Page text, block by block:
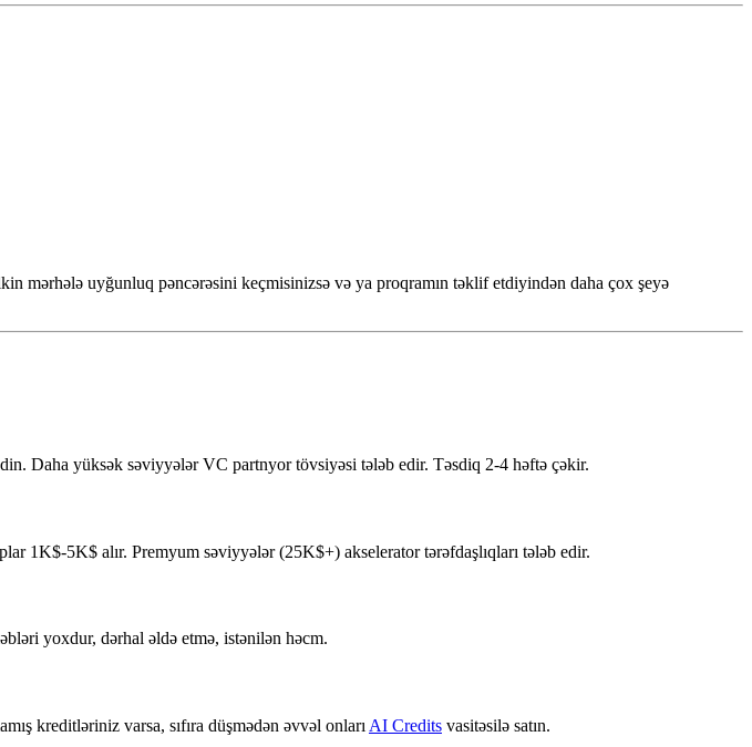
mərhələ uyğunluq pəncərəsini keçmisinizsə və ya proqramın təklif etdiyindən daha çox şeyə
Daha yüksək səviyyələr VC partnyor tövsiyəsi tələb edir. Təsdiq 2-4 həftə çəkir.
1K$-5K$ alır. Premyum səviyyələr (25K$+) akselerator tərəfdaşlıqları tələb edir.
yoxdur, dərhal əldə etmə, istənilən həcm.
kreditləriniz varsa, sıfıra düşmədən əvvəl onları AI Credits vasitəsilə satın.